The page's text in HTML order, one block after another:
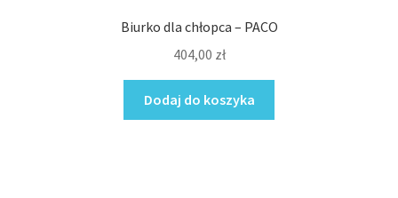
Biurko dla chłopca – PACO
404,00 zł
Dodaj do koszyka